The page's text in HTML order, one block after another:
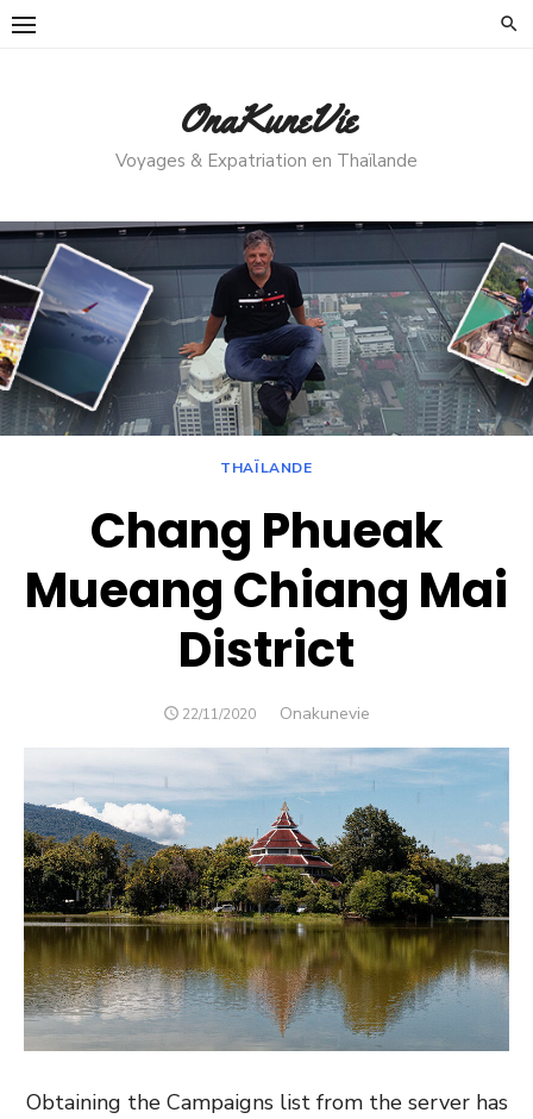
Skip
OnaKuneVie
Voyages & Expatriation en Thaïlande
THAÏLANDE
Chang Phueak
Mueang Chiang Mai
District
POSTED
22/11/2020 Author
Onakunevie
Obtaining the Campaigns list from the server has